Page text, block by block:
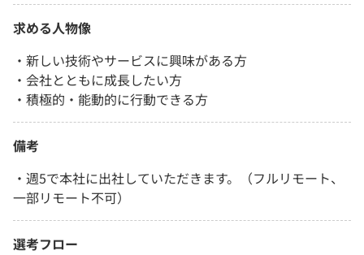
求める人物像
・新しい技術やサービスに興味がある方
・会社とともに成長したい方
・積極的・能動的に行動できる方
備考
・週5で本社に出社していただきます。（フルリモート、
一部リモート不可）
選考フロー